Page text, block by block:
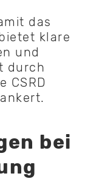
das
klare
und
durch
CSRD
bei